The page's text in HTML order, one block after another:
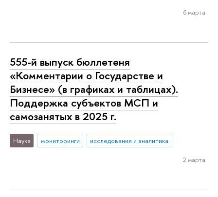
6 марта
555-й выпуск бюллетеня
«Комментарии о Государстве и
Бизнесе» (в графиках и таблицах).
Поддержка субъектов МСП и
самозанятых в 2025 г.
Наука мониторинги исследования и аналитика
2 марта